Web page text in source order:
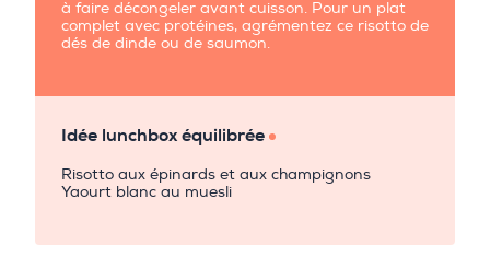
à faire décongeler avant cuisson. Pour un plat
complet avec protéines, agrémentez ce risotto de
dés de dinde ou de saumon.
Idée lunchbox équilibrée
Risotto aux épinards et aux champignons
Yaourt blanc au muesli